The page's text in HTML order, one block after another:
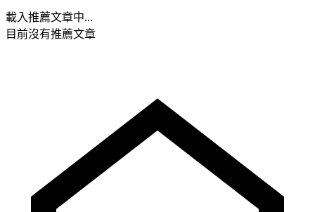
載入推薦文章中...
目前沒有推薦文章